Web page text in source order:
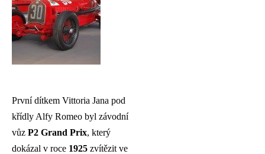
První dítkem Vittoria Jana pod
křídly Alfy Romeo byl závodní
vůz P2 Grand Prix, který
dokázal v roce 1925 zvítězit ve